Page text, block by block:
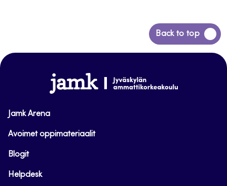
Back to top
Siirry
takaisin
www.jamk.fi
Jamk Arena
Avoimet oppimateriaalit
Blogit
Helpdesk